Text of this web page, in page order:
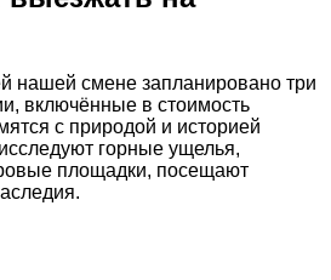
нашей смене запланировано три
включённые в стоимость
с природой и историей
горные ущелья,
площадки, посещают